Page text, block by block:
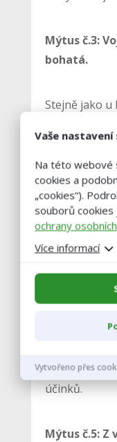
Mýtus č.3:
bohatá.
Stejně jako
formě
danou
vojtěška pro
koně nebo
Mýtus č.4:
rostoucí
V
požadavku
účinků.
Mýtus č.5: Z
Vaše
Na této webové
cookies a
„cookies“).
souborů
ochrany
Více informací
Vytvořeno přes